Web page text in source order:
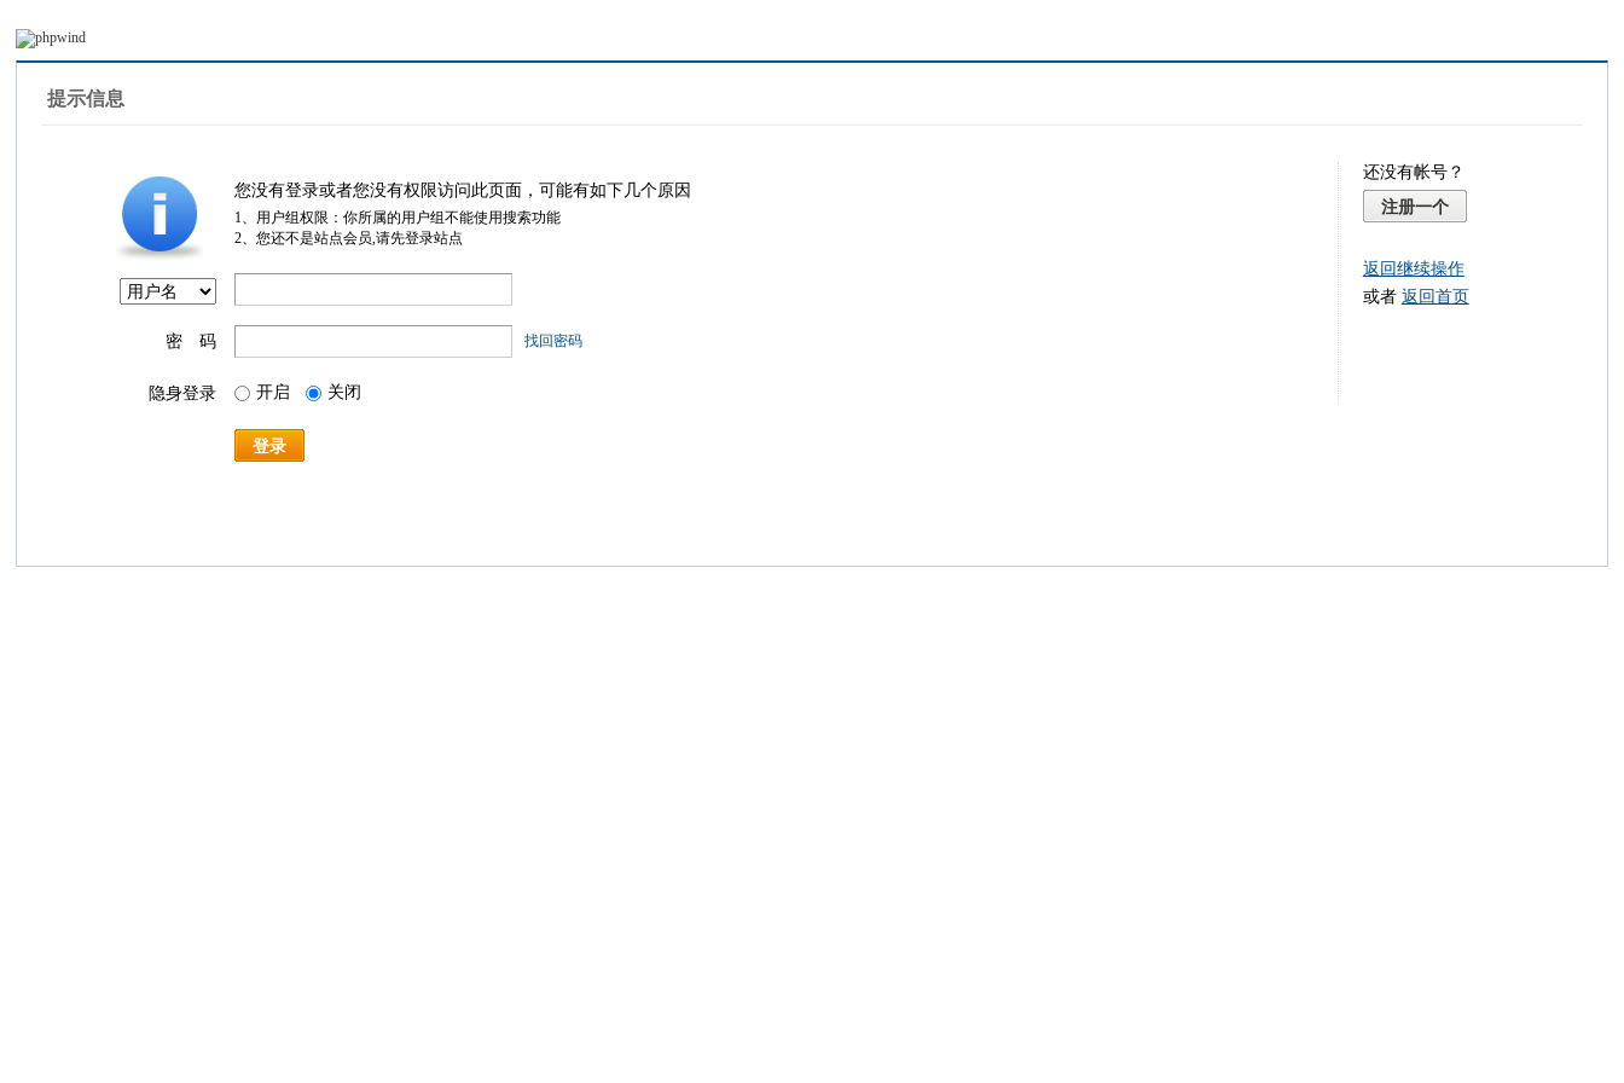
提示信息
您没有登录或者您没有权限访问此页面，可能有如下几个原因
1、用户组权限：你所属的用户组不能使用搜索功能
2、您还不是站点会员,请先登录站点
密 码 找回密码
隐身登录 开启 关闭
登录
还没有帐号？
注册一个
返回继续操作
或者 返回首页